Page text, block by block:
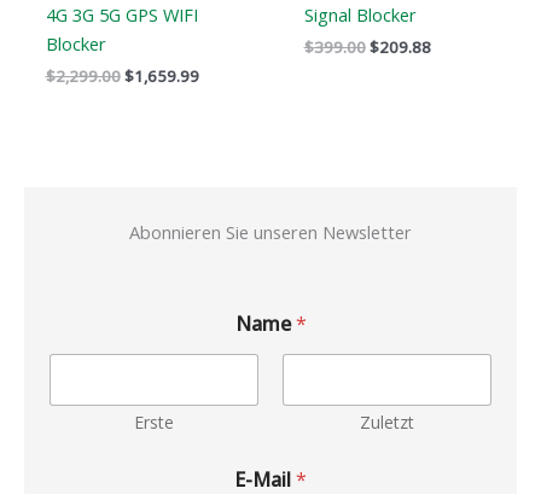
4G 3G 5G GPS WIFI
Blocker
$2,299.00$1,659.99
Signal Blocker
$399.00$209.88
Abonnieren Sie unseren Newsletter
Name*
Erste Zuletzt
E-Mail*